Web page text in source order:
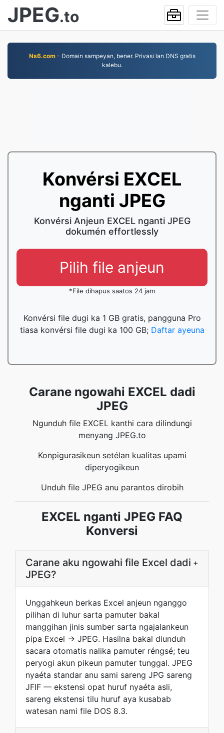
JPEG.to
Ns6.com- Domain sampeyan, bener. Privasi lan DNS gratis
kalebu.
Konvérsi EXCEL
nganti JPEG
Konvérsi Anjeun EXCEL nganti JPEG
dokumén effortlessly
Pilih file anjeun
*File dihapus saatos 24 jam
Konvérsi file dugi ka 1 GB gratis, pangguna Pro
tiasa konvérsi file dugi ka 100 GB; Daftar ayeuna
Carane ngowahi EXCEL dadi
JPEG
Ngunduh file EXCEL kanthi cara dilindungi
menyang JPEG.to
Konpigurasikeun setélan kualitas upami
diperyogikeun
Unduh file JPEG anu parantos dirobih
EXCEL nganti JPEG FAQ
Konversi
Carane aku ngowahi file Excel dadi
JPEG?
+
Unggahkeun berkas Excel anjeun nganggo
pilihan di luhur sarta pamuter bakal
manggihan jinis sumber sarta ngajalankeun
pipa Excel → JPEG. Hasilna bakal diunduh
sacara otomatis nalika pamuter réngsé; teu
peryogi akun pikeun pamuter tunggal. JPEG
nyaéta standar anu sami sareng JPG sareng
JFIF — ekstensi opat huruf nyaéta asli,
sareng ekstensi tilu huruf aya kusabab
watesan nami file DOS 8.3.